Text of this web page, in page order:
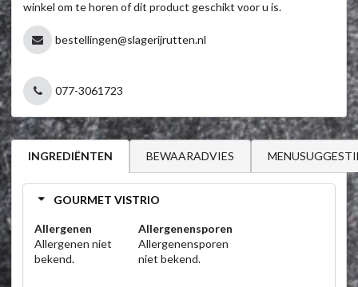
winkel om te horen of dit product geschikt voor u is.
bestellingen@slagerijrutten.nl
077-3061723
INGREDIËNTEN BEWAARADVIES
GOURMET VISTRIO
Allergenen
Allergenen niet
bekend.
Allergenensporen
Allergenensporen
niet bekend.